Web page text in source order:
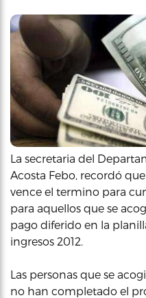
La secretaria del
Acosta Febo, recordó
vence el termino para
para aquellos que se
pago diferido en la
ingresos 2012.
Las personas que se
no han completado el